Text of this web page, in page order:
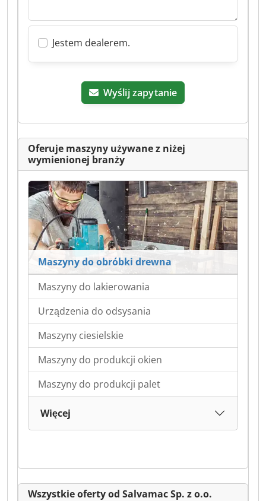
Jestem dealerem.
Wyślij zapytanie
Oferuje maszyny używane z niżej
wymienionej branży
Maszyny do obróbki drewna
Maszyny do lakierowania
Urządzenia do odsysania
Maszyny ciesielskie
Maszyny do produkcji okien
Maszyny do produkcji palet
Więcej
Wszystkie oferty od Salvamac Sp. z o.o.